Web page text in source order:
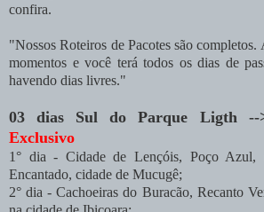
confira.
"Nossos Roteiros de Pacotes são
momentos e você terá todos os dias de
havendo dias livres."
03 dias Sul do Parque Ligth --
Exclusivo
1° dia - Cidade de Lençóis, Poço Azul,
Encantado, cidade de Mucugê;
2° dia - Cachoeiras do Buracão, Recanto